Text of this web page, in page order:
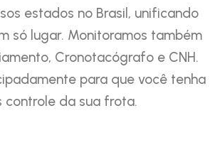
estados no Brasil, unificando
só lugar. Monitoramos também
Cronotacógrafo e CNH.
para que você tenha
controle da sua frota.